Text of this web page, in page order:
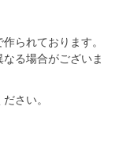
られております。
る場合がございま
さい。